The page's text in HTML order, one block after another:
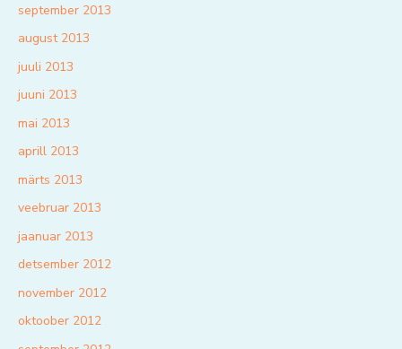
september 2013
august 2013
juuli 2013
juuni 2013
mai 2013
aprill 2013
märts 2013
veebruar 2013
jaanuar 2013
detsember 2012
november 2012
oktoober 2012